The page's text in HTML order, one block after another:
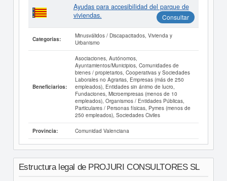
Ayudas para accesibilidad del parque de
viviendas.
Consultar
Categorías:
Minusválidos / Discapacitados, Vivienda y
Urbanismo
Beneficiarios:
Asociaciones, Autónomos,
Ayuntamientos/Municipios, Comunidades de
bienes / propietarios, Cooperativas y Sociedades
Laborales no Agrarias, Empresas (más de 250
empleados), Entidades sin ánimo de lucro,
Fundaciones, Microempresas (menos de 10
empleados), Organismos / Entidades Públicas,
Particulares / Personas físicas, Pymes (menos de
250 empleados), Sociedades Civiles
Provincia: Comunidad Valenciana
Estructura legal de PROJURI CONSULTORES SL